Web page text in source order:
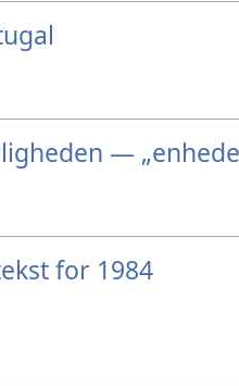
—
for 1984